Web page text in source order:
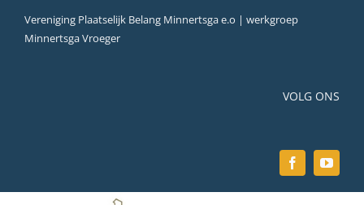
naar
Vereniging Plaatselijk Belang Minnertsga e.o | werkgroep
Minnertsga Vroeger
VOLG ONS